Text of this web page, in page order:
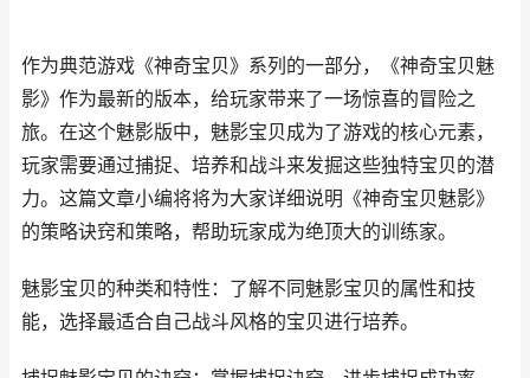
作为典范游戏《神奇宝贝》系列的一部分，《神奇宝贝魅
影》作为最新的版本，给玩家带来了一场惊喜的冒险之
旅。在这个魅影版中，魅影宝贝成为了游戏的核心元素，
玩家需要通过捕捉、培养和战斗来发掘这些独特宝贝的潜
力。这篇文章小编将将为大家详细说明《神奇宝贝魅影》
的策略诀窍和策略，帮助玩家成为绝顶大的训练家。
魅影宝贝的种类和特性：了解不同魅影宝贝的属性和技
能，选择最适合自己战斗风格的宝贝进行培养。